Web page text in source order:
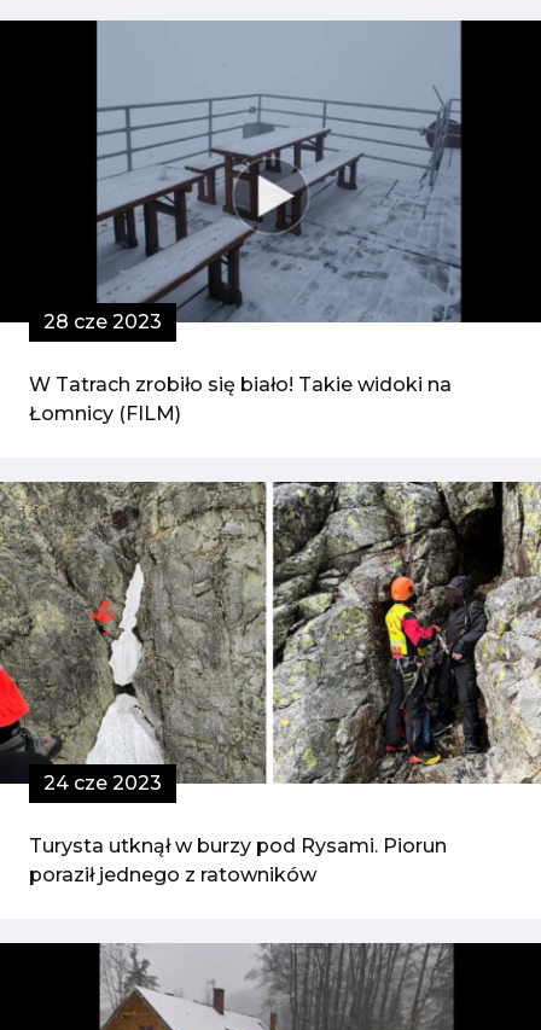
28 cze 2023
W Tatrach zrobiło się biało! Takie widoki na
Łomnicy (FILM)
24 cze 2023
Turysta utknął w burzy pod Rysami. Piorun
poraził jednego z ratowników